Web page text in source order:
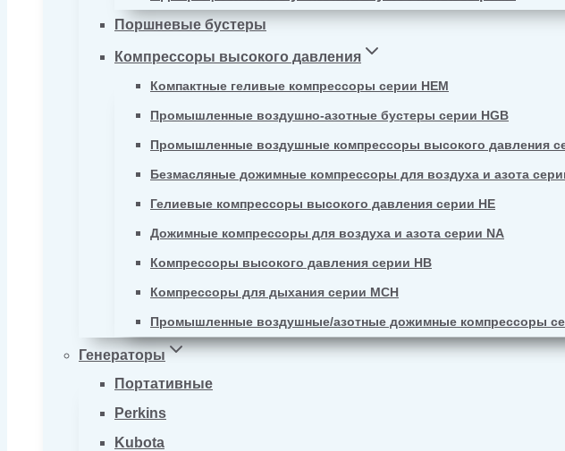
Поршневые бустеры
Компрессоры высокого давления
Компактные геливые компрессоры серии HEM
Промышленные воздушно-азотные бустеры серии HGB
Промышленные воздушные компрессоры высокого давления
Безмасляные дожимные компрессоры для воздуха и азота
Гелиевые компрессоры высокого давления серии HE
Дожимные компрессоры для воздуха и азота серии NA
Компрессоры высокого давления серии HB
Компрессоры для дыхания серии MCH
Промышленные воздушные/азотные дожимные компрессоры
Генераторы
Портативные
Perkins
Kubota